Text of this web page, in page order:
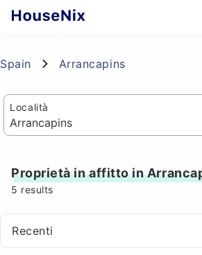
Spain Arrancapins
Località
Proprietà in affitto in
5 results
Recenti